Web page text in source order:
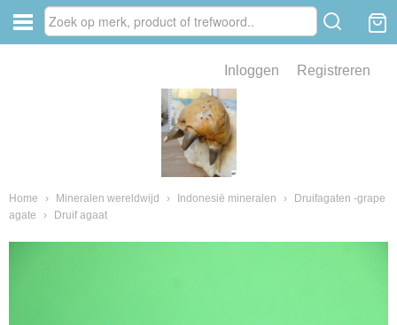
Inloggen Registreren
Home › Mineralen wereldwijd › Indonesië mineralen ›
Druifagaten -grape
agate
› Druif agaat
van fossielen en mineralen